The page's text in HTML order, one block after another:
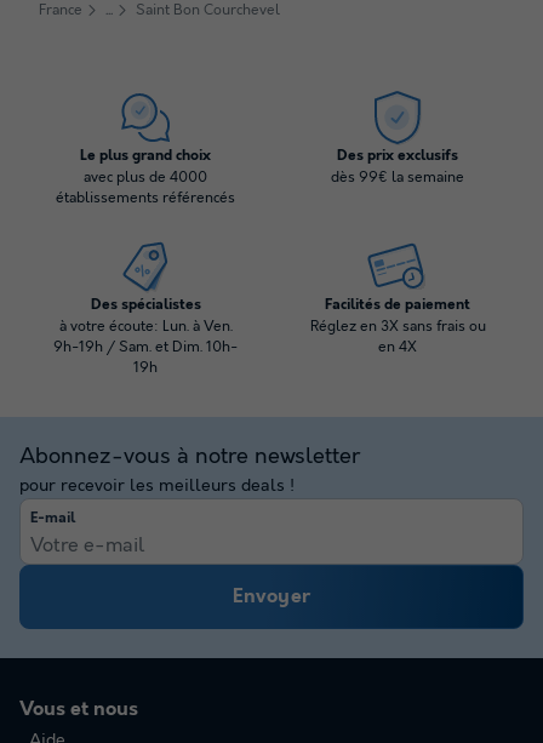
France Saint Bon Courchevel
Le plus grand choix
avec plus de 4000
établissements référencés
Des prix exclusifs
dès 99€ la semaine
Des spécialistes
à votre écoute: Lun. à Ven.
9h-19h / Sam. et Dim. 10h-
19h
Facilités de paiement
Réglez en 3X sans frais ou
en 4X
Abonnez-vous à notre newsletter
pour recevoir les meilleurs deals !
E-mail
Envoyer
Vous et nous